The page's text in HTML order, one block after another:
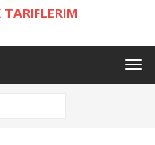
TARIFLERIM